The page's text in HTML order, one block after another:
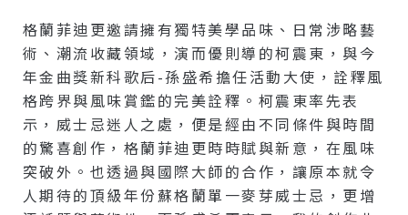
格蘭菲迪更邀請擁有獨特美學品味、日常涉略藝
術、潮流收藏領域，演而優則導的柯震東，與今
年金曲獎新科歌后-孫盛希擔任活動大使，詮釋風
格跨界與風味賞鑑的完美詮釋。柯震東率先表
示，威士忌迷人之處，便是經由不同條件與時間
的驚喜創作，格蘭菲迪更時時賦與新意，在風味
突破外。也透過與國際大師的合作，讓原本就令
人期待的頂級年份蘇格蘭單一麥芽威士忌，更增